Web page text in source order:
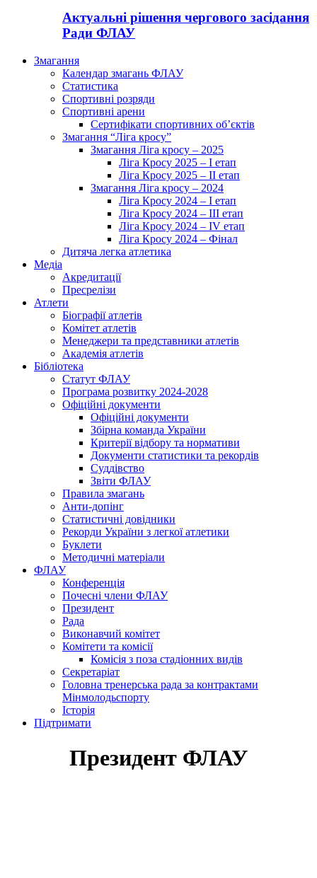
Актуальні рішення чергового засідання
Ради ФЛАУ
Змагання
Календар змагань ФЛАУ
Статистика
Спортивні розряди
Спортивні арени
Сертифікати спортивних об’єктів
Змагання “Ліга кросу”
Змагання Ліга кросу – 2025
Ліга Кросу 2025 – I етап
Ліга Кросу 2025 – II етап
Змагання Ліга кросу – 2024
Ліга Кросу 2024 – I етап
Ліга Кросу 2024 – III етап
Ліга Кросу 2024 – IV етап
Ліга Кросу 2024 – Фінал
Дитяча легка атлетика
Медіа
Акредитації
Пресрелізи
Атлети
Біографії атлетів
Комітет атлетів
Менеджери та представники атлетів
Академія атлетів
Бібліотека
Статут ФЛАУ
Програма розвитку 2024-2028
Офіційні документи
Офіційні документи
Збірна команда України
Критерії відбору та нормативи
Документи статистики та рекордів
Суддівство
Звіти ФЛАУ
Правила змагань
Анти-допінг
Статистичні довідники
Рекорди України з легкої атлетики
Буклети
Методичні матеріали
ФЛАУ
Конференція
Почесні члени ФЛАУ
Президент
Рада
Виконавчий комітет
Комітети та комісії
Комісія з поза стадіонних видів
Секретаріат
Головна тренерська рада за контрактами
Мінмолодьспорту
Історія
Підтримати
Президент ФЛАУ